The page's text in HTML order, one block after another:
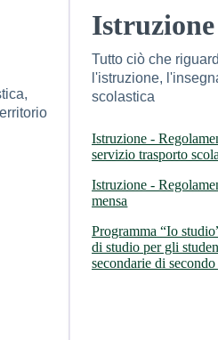
Istruzione
Tutto ciò che
l'istruzione,
scolastica
Istruzione -
servizio trasporto
Istruzione -
mensa
Programma “Io
di studio per gli
secondarie di